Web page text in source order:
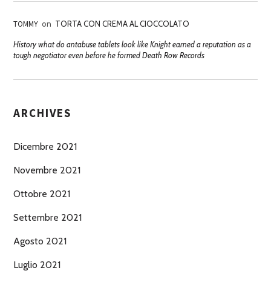
TOMMY on TORTA CON CREMA AL CIOCCOLATO
History what do antabuse tablets look like Knight earned a reputation as a
tough negotiator even before he formed Death Row Records
ARCHIVES
Dicembre 2021
Novembre 2021
Ottobre 2021
Settembre 2021
Agosto 2021
Luglio 2021